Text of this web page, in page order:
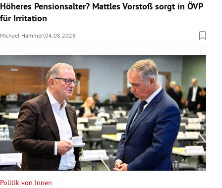
Höheres Pensionsalter? Mattles Vorstoß sorgt in ÖVP
für Irritation
Michael Hammerl04.08.2026
Politik von Innen